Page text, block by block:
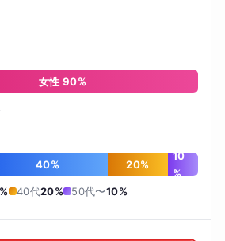
女性 90%
40% 20%
10
%
40代20% 50代〜10%